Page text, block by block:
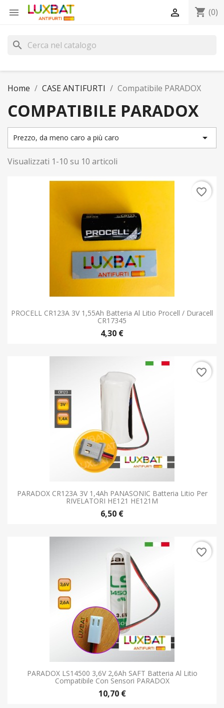
 shopping_cart (0)

search
Home CASE ANTIFURTI Compatibile PARADOX
COMPATIBILE PARADOX
Prezzo, da meno caro a più caro 
Visualizzati 1-10 su 10 articoli
PROCELL CR123A 3V 1,55Ah Batteria Al Litio Procell / Duracell
CR17345
4,30 €
favorite_border
PARADOX CR123A 3V 1,4Ah PANASONIC Batteria Litio Per
RIVELATORI HE121 HE121M
6,50 €
favorite_border
PARADOX LS14500 3,6V 2,6Ah SAFT Batteria Al Litio
Compatibile Con Sensori PARADOX
10,70 €
favorite_border